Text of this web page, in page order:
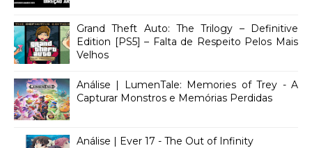
Grand Theft Auto: The Trilogy – Definitive
Edition [PS5] – Falta de Respeito Pelos Mais
Velhos
Análise | LumenTale: Memories of Trey - A
Capturar Monstros e Memórias Perdidas
Análise | Ever 17 - The Out of Infinity